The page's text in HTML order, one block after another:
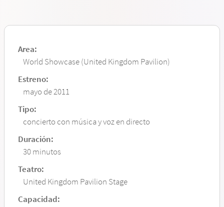
Area:
World Showcase (United Kingdom Pavilion)
Estreno:
mayo de 2011
Tipo:
concierto con música y voz en directo
Duración:
30 minutos
Teatro:
United Kingdom Pavilion Stage
Capacidad: